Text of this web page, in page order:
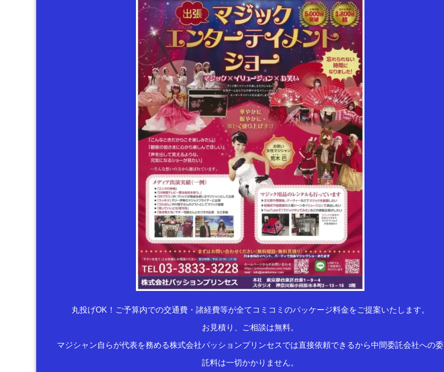
丸投げOK！ご予算内での交通費・諸経費等が全てコミコミのパッケージ料金をご提案いたします。
お見積り、ご相談は無料。
マジシャン自らが代表を務める株式会社パッションプリンセスでは直接依頼できるから中間委託会社への委
託料は一切かかりません。